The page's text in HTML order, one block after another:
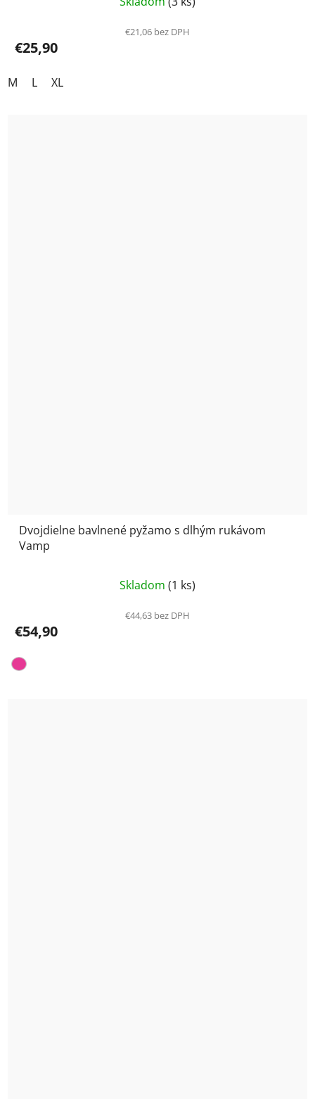
€21,06 bez DPH
€25,90
M L XL
Dvojdielne bavlnené pyžamo s dlhým rukávom
Vamp
hodnotenie
produktu
Skladom (1 ks)
€44,63 bez DPH
€54,90